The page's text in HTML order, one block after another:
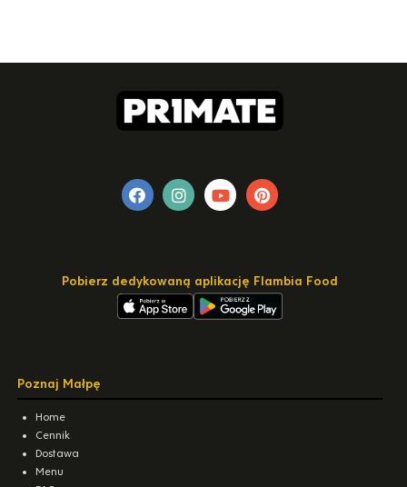
Pobierz dedykowaną aplikację Flambia Food
Poznaj Małpę
Home
Cennik
Dostawa
Menu